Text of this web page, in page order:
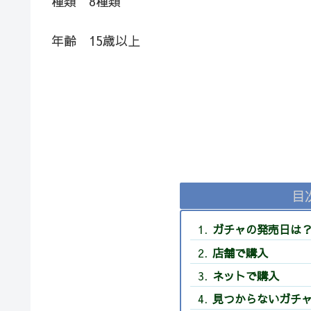
年齢 15歳以上
目
ガチャの発売日は？
店舗で購入
ネットで購入
見つからないガチ